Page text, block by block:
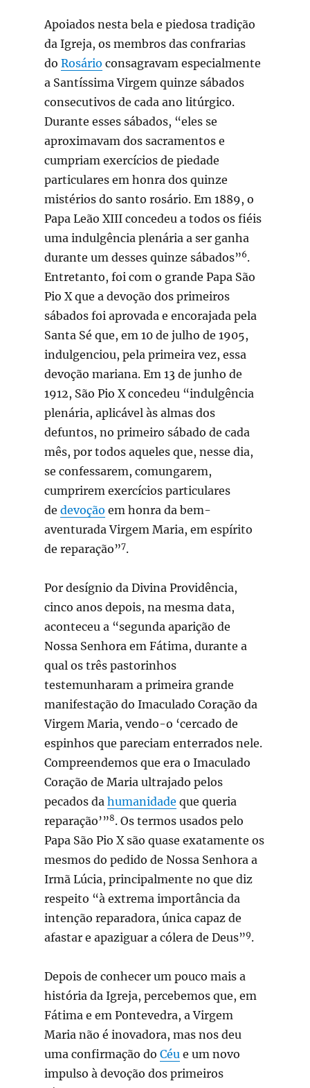
Apoiados nesta bela e piedosa tradição
da Igreja, os membros das confrarias
do Rosário consagravam especialmente
a Santíssima Virgem quinze sábados
consecutivos de cada ano litúrgico.
Durante esses sábados, “eles se
aproximavam dos sacramentos e
cumpriam exercícios de piedade
particulares em honra dos quinze
mistérios do santo rosário. Em 1889, o
Papa Leão XIII concedeu a todos os fiéis
uma indulgência plenária a ser ganha
durante um desses quinze sábados”6.
Entretanto, foi com o grande Papa São
Pio X que a devoção dos primeiros
sábados foi aprovada e encorajada pela
Santa Sé que, em 10 de julho de 1905,
indulgenciou, pela primeira vez, essa
devoção mariana. Em 13 de junho de
1912, São Pio X concedeu “indulgência
plenária, aplicável às almas dos
defuntos, no primeiro sábado de cada
mês, por todos aqueles que, nesse dia,
se confessarem, comungarem,
cumprirem exercícios particulares
de devoção em honra da bem-
aventurada Virgem Maria, em espírito
de reparação”7.
Por desígnio da Divina Providência,
cinco anos depois, na mesma data,
aconteceu a “segunda aparição de
Nossa Senhora em Fátima, durante a
qual os três pastorinhos
testemunharam a primeira grande
manifestação do Imaculado Coração da
Virgem Maria, vendo-o ‘cercado de
espinhos que pareciam enterrados nele.
Compreendemos que era o Imaculado
Coração de Maria ultrajado pelos
pecados da humanidade que queria
reparação’”8. Os termos usados pelo
Papa São Pio X são quase exatamente os
mesmos do pedido de Nossa Senhora a
Irmã Lúcia, principalmente no que diz
respeito “à extrema importância da
intenção reparadora, única capaz de
afastar e apaziguar a cólera de Deus”9.
Depois de conhecer um pouco mais a
história da Igreja, percebemos que, em
Fátima e em Pontevedra, a Virgem
Maria não é inovadora, mas nos deu
uma confirmação do Céu e um novo
impulso à devoção dos primeiros